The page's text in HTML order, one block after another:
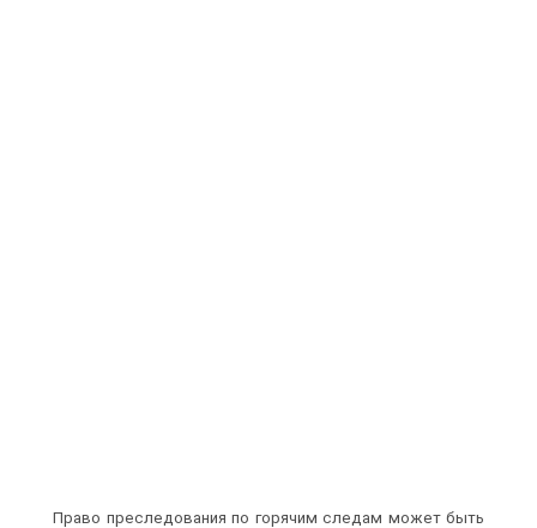
Право преследования по горячим следам может быть